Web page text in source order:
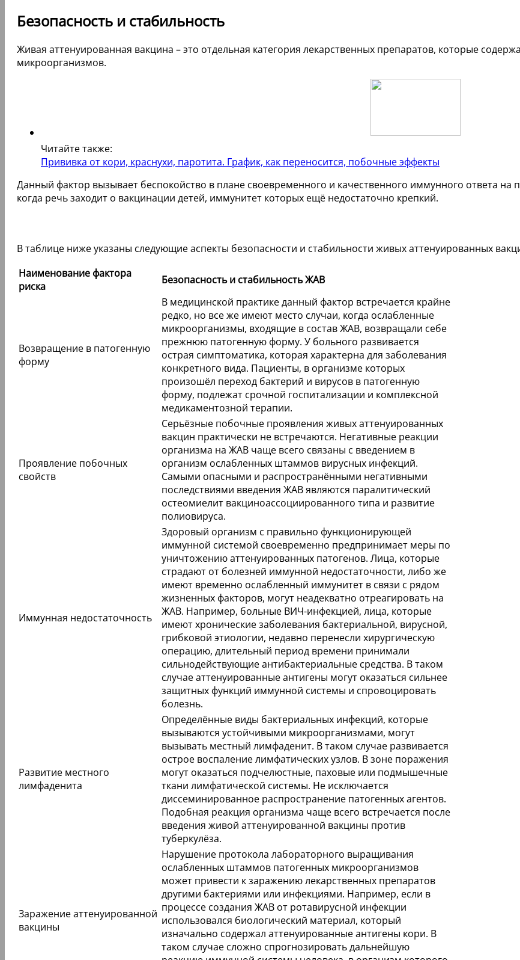
Безопасность и стабильность
Живая аттенуированная вакцина – это отдельная категория лекарственных препаратов, которые
микроорганизмов.
Читайте также:
Прививка от кори, краснухи, паротита. График, как переносится, побочные эффекты
Данный фактор вызывает беспокойство в плане своевременного и качественного иммунного ответа на
когда речь заходит о вакцинации детей, иммунитет которых ещё недостаточно крепкий.
В таблице ниже указаны следующие аспекты безопасности и стабильности живых аттенуированных
Наименование фактора
риска
Безопасность и стабильность ЖАВ
Возвращение в патогенную
форму
В медицинской практике данный фактор встречается крайне
редко, но все же имеют место случаи, когда ослабленные
микроорганизмы, входящие в состав ЖАВ, возвращали себе
прежнюю патогенную форму. У больного развивается
острая симптоматика, которая характерна для заболевания
конкретного вида. Пациенты, в организме которых
произошёл переход бактерий и вирусов в патогенную
форму, подлежат срочной госпитализации и комплексной
медикаментозной терапии.
Проявление побочных
свойств
Серьёзные побочные проявления живых аттенуированных
вакцин практически не встречаются. Негативные реакции
организма на ЖАВ чаще всего связаны с введением в
организм ослабленных штаммов вирусных инфекций.
Самыми опасными и распространёнными негативными
последствиями введения ЖАВ являются паралитический
остеомиелит вакциноассоциированного типа и развитие
полиовируса.
Иммунная недостаточность
Здоровый организм с правильно функционирующей
иммунной системой своевременно предпринимает меры по
уничтожению аттенуированных патогенов. Лица, которые
страдают от болезней иммунной недостаточности, либо же
имеют временно ослабленный иммунитет в связи с рядом
жизненных факторов, могут неадекватно отреагировать на
ЖАВ. Например, больные ВИЧ-инфекцией, лица, которые
имеют хронические заболевания бактериальной, вирусной,
грибковой этиологии, недавно перенесли хирургическую
операцию, длительный период времени принимали
сильнодействующие антибактериальные средства. В таком
случае аттенуированные антигены могут оказаться сильнее
защитных функций иммунной системы и спровоцировать
болезнь.
Развитие местного
лимфаденита
Определённые виды бактериальных инфекций, которые
вызываются устойчивыми микроорганизмами, могут
вызывать местный лимфаденит. В таком случае развивается
острое воспаление лимфатических узлов. В зоне поражения
могут оказаться подчелюстные, паховые или подмышечные
ткани лимфатической системы. Не исключается
диссеминированное распространение патогенных агентов.
Подобная реакция организма чаще всего встречается после
введения живой аттенуированной вакцины против
туберкулёза.
Заражение аттенуированной
вакцины
Нарушение протокола лабораторного выращивания
ослабленных штаммов патогенных микроорганизмов
может привести к заражению лекарственных препаратов
другими бактериями или инфекциями. Например, если в
процессе создания ЖАВ от ротавирусной инфекции
использовался биологический материал, который
изначально содержал аттенуированные антигены кори. В
таком случае сложно спрогнозировать дальнейшую